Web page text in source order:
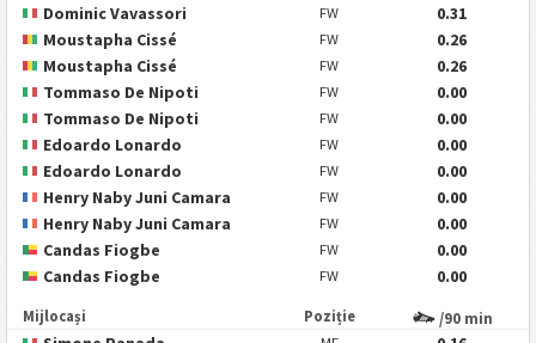
Dominic Vavassori
FW
0.31
Moustapha Cissé
FW
0.26
Moustapha Cissé
FW
0.26
Tommaso De Nipoti
FW
0.00
Tommaso De Nipoti
FW
0.00
Edoardo Lonardo
FW
0.00
Edoardo Lonardo
FW
0.00
Henry Naby Juni Camara
FW
0.00
Henry Naby Juni Camara
FW
0.00
Candas Fiogbe
FW
0.00
Candas Fiogbe
FW 0.00
Mijlocași Poziție /90 min